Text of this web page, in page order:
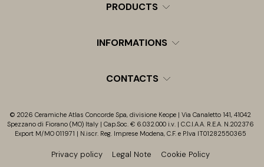
PRODUCTS
INFORMATIONS
CONTACTS
© 2026 Ceramiche Atlas Concorde Spa, divisione Keope | Via Canaletto 141, 41042
Spezzano di Fiorano (MO) Italy | Cap.Soc. € 6.032.000 i.v. | C.C.I.A.A. R.E.A. N.202376
Export M/MO 011971 | N.iscr. Reg. Imprese Modena, C.F. e P.Iva IT01282550365
Privacy policy Legal Note Cookie Policy